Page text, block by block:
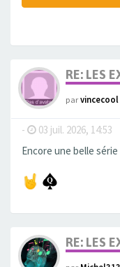
RE: LES
parvincecool
- 03 juil. 2026, 14:53
Encore une belle série
RE: LES